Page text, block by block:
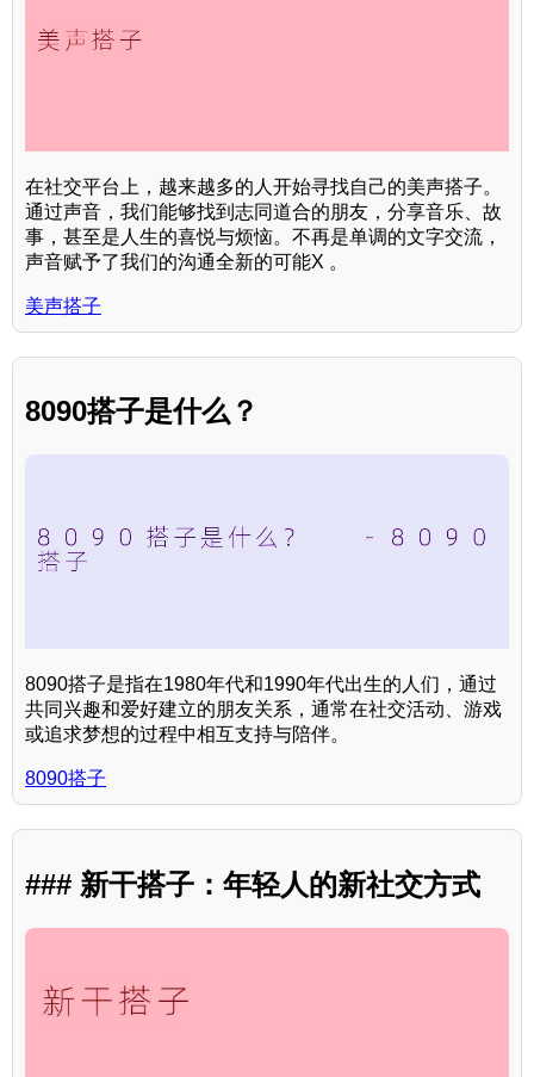
在社交平台上，越来越多的人开始寻找自己的美声搭子。
通过声音，我们能够找到志同道合的朋友，分享音乐、故
事，甚至是人生的喜悦与烦恼。不再是单调的文字交流，
声音赋予了我们的沟通全新的可能X 。
美声搭子
8090搭子是什么？
8090搭子是指在1980年代和1990年代出生的人们，通过
共同兴趣和爱好建立的朋友关系，通常在社交活动、游戏
或追求梦想的过程中相互支持与陪伴。
8090搭子
### 新干搭子：年轻人的新社交方式